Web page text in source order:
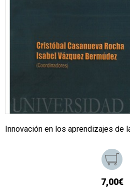
Innovación en los aprendizajes de
7,00€